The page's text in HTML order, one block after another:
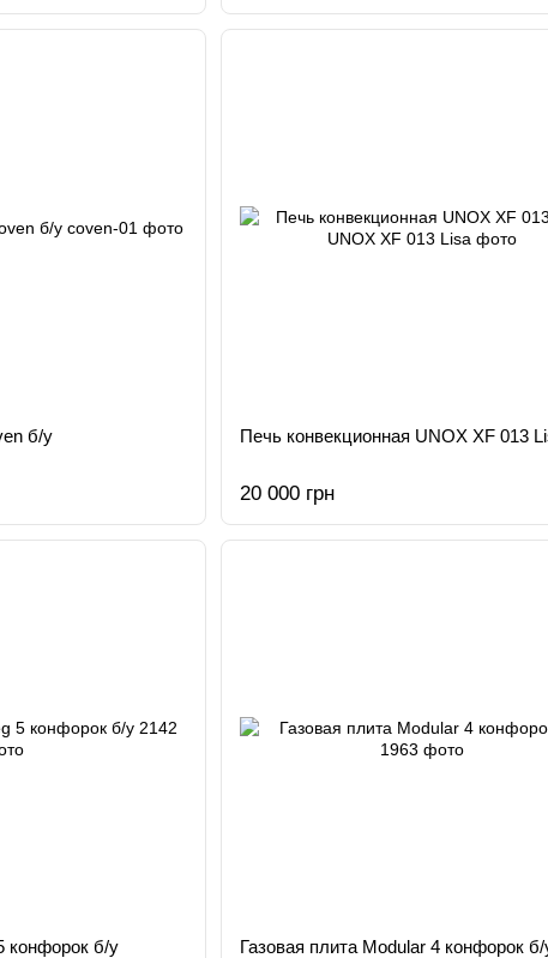
б/у Печь конвекционная UNOX XF 013
20 000 грн
конфорок б/у Газовая плита Modular 4 конфорок б/